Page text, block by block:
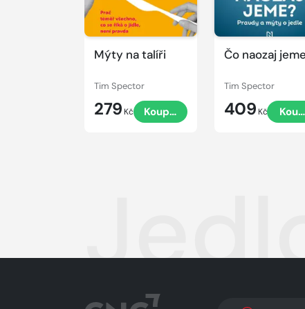
Mýty na talíři
Tim Spector
279 Kč Koupit
Čo naozaj
Tim Spector
409 Kč Koupit